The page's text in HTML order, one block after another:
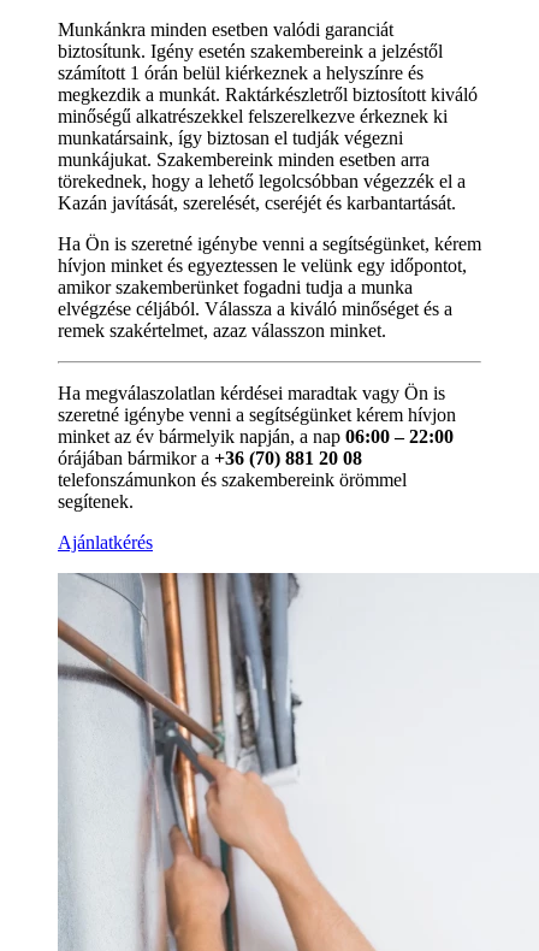
Munkánkra minden esetben valódi garanciát
biztosítunk. Igény esetén szakembereink a jelzéstől
számított 1 órán belül kiérkeznek a helyszínre és
megkezdik a munkát. Raktárkészletről biztosított kiváló
minőségű alkatrészekkel felszerelkezve érkeznek ki
munkatársaink, így biztosan el tudják végezni
munkájukat. Szakembereink minden esetben arra
törekednek, hogy a lehető legolcsóbban végezzék el a
Kazán javítását, szerelését, cseréjét és karbantartását.
Ha Ön is szeretné igénybe venni a segítségünket, kérem
hívjon minket és egyeztessen le velünk egy időpontot,
amikor szakemberünket fogadni tudja a munka
elvégzése céljából. Válassza a kiváló minőséget és a
remek szakértelmet, azaz válasszon minket.
Ha megválaszolatlan kérdései maradtak vagy Ön is
szeretné igénybe venni a segítségünket kérem hívjon
minket az év bármelyik napján, a nap 06:00 – 22:00
órájában bármikor a +36 (70) 881 20 08
telefonszámunkon és szakembereink örömmel
segítenek.
Ajánlatkérés